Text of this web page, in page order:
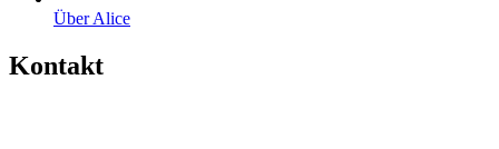
Über Alice
Kontakt